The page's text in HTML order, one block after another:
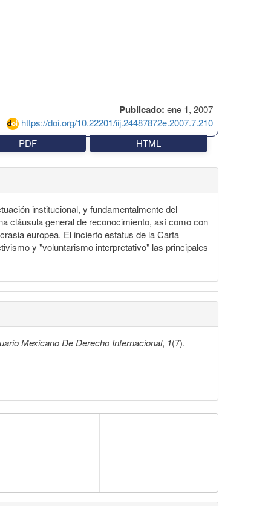
Publicado: ene 1, 2007
https://doi.org/10.22201/iij.24487872e.2007.7.210
PDF HTML
institucional, y fundamentalmente del
cláusula general de reconocimiento, así como con
europea. El incierto estatus de la Carta
y "voluntarismo interpretativo" las principales
Mexicano De Derecho Internacional, 1(7).